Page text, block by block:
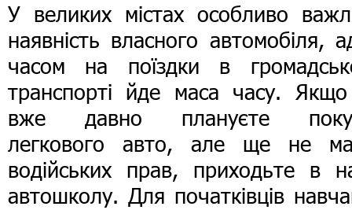
У великих містах особливо
наявність власного автомобіля,
часом на поїздки в
транспорті йде маса часу.
вже давно плануєте
легкового авто, але ще не
водійських прав, приходьте в
автошколу. Для початківців